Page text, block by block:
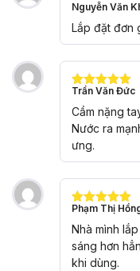
Được xếp
hạng55
sao
Nguyễn Văn
Lắp đặt đơn
Được xếp
hạng
5
sao
Trần Văn Đức
Cầm nặng
Nước ra
ưng.
Được xếp
hạng
55
sao
Phạm Thị
Nhà mình
sáng hơn
khi dùng.